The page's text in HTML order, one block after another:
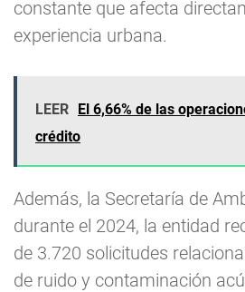
constante que afecta
experiencia urbana.
LEER El 6,66% de las
crédito
Además, la Secretaría de
durante el 2024, la entidad
de 3.720 solicitudes
de ruido y contaminación